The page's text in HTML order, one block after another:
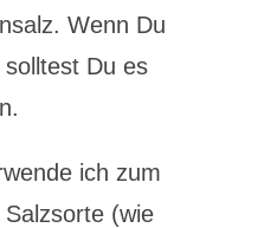
Wenn Du
Du es
ich zum
(wie